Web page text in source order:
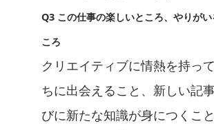
Q3 この仕事の楽しいところ、やりがい
ころ
クリエイティブに情熱を持っ
ちに出会えること、新しい記
びに新たな知識が身につくこ